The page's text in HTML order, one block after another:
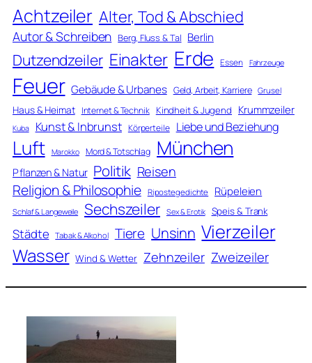
Achtzeiler Alter, Tod & Abschied
Autor & Schreiben Berg, Fluss & Tal Berlin
Dutzendzeiler Einakter Erde Essen Fahrzeuge
Feuer Gebäude & Urbanes Geld, Arbeit, Karriere Grusel
Haus & Heimat Internet & Technik Kindheit & Jugend Krummzeiler
Kuba Kunst & Inbrunst Körperteile Liebe und Beziehung
Luft Marokko Mord & Totschlag München
Pflanzen & Natur Politik Reisen
Religion & Philosophie Ripostegedichte Rüpeleien
Schlaf & Langeweile Sechszeiler Sex & Erotik Speis & Trank
Städte Tabak & Alkohol Tiere Unsinn Vierzeiler
Wasser Wind & Wetter Zehnzeiler Zweizeiler